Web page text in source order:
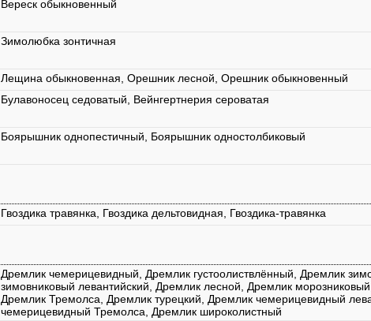
Вереск обыкновенный
Зимолюбка зонтичная
Лещина обыкновенная, Орешник лесной, Орешник обыкновенный
Булавоносец седоватый, Вейнгертнерия сероватая
Боярышник однопестичный, Боярышник одностолбиковый
Гвоздика травянка, Гвоздика дельтовидная, Гвоздика-травянка
Дремлик чемерицевидный, Дремлик густоолиствлённый, Дремлик
зимовниковый левантийский, Дремлик лесной, Дремлик морозниковый,
Дремлик Тремолса, Дремлик турецкий, Дремлик чемерицевидный
чемерицевидный Тремолса, Дремлик широколистный